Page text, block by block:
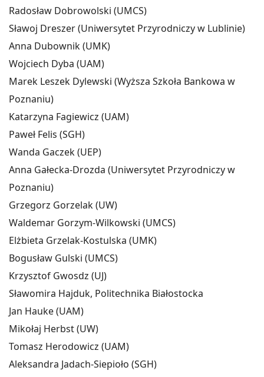
Radosław Dobrowolski (UMCS)
Sławoj Dreszer (Uniwersytet Przyrodniczy w Lublinie)
Anna Dubownik (UMK)
Wojciech Dyba (UAM)
Marek Leszek Dylewski (Wyższa Szkoła Bankowa w
Poznaniu)
Katarzyna Fagiewicz (UAM)
Paweł Felis (SGH)
Wanda Gaczek (UEP)
Anna Gałecka-Drozda (Uniwersytet Przyrodniczy w
Poznaniu)
Grzegorz Gorzelak (UW)
Waldemar Gorzym-Wilkowski (UMCS)
Elżbieta Grzelak-Kostulska (UMK)
Bogusław Gulski (UMCS)
Krzysztof Gwosdz (UJ)
Sławomira Hajduk, Politechnika Białostocka
Jan Hauke (UAM)
Mikołaj Herbst (UW)
Tomasz Herodowicz (UAM)
Aleksandra Jadach-Siepioło (SGH)